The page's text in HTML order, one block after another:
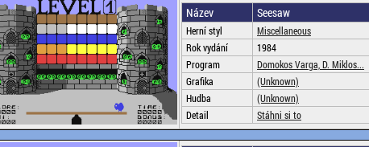
Název Seesaw
Herní styl
Miscellaneous
Rok vydání
1984
Program
Domokos Varga, D. Miklos...
Grafika
(Unknown)
Hudba
(Unknown)
Detail
Stáhni si to